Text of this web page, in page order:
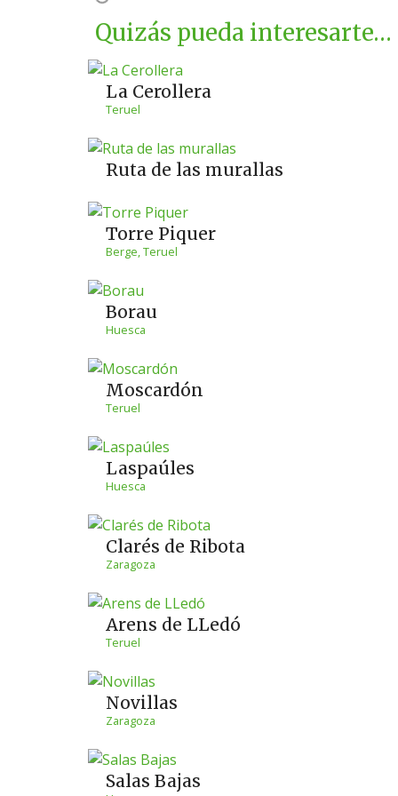
Quizás pueda interesarte…
La Cerollera
Teruel
Ruta de las murallas
Torre Piquer
Berge, Teruel
Borau
Huesca
Moscardón
Teruel
Laspaúles
Huesca
Clarés de Ribota
Zaragoza
Arens de LLedó
Teruel
Novillas
Zaragoza
Salas Bajas